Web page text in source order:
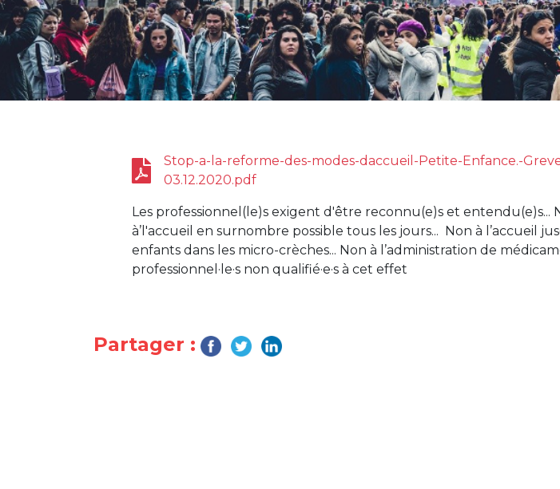
Stop-a-la-reforme-des-modes-daccueil-Petite-Enfance.-
03.12.2020.pdf
Les professionnel(le)s exigent d'être reconnu(e)s et entendu(e)s...
à’l'accueil en surnombre possible tous les jours... Non à l’accueil
enfants dans les micro-crèches... Non à l’administration de
professionnel·le·s non qualifié·e·s à cet effet
Partager :